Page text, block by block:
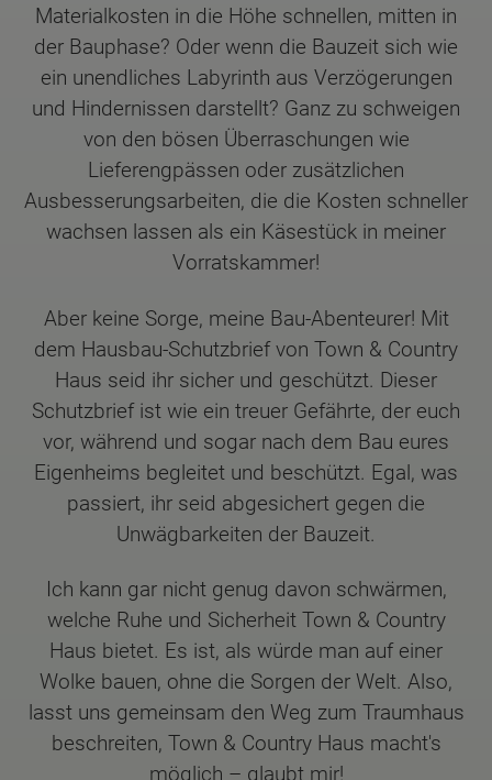
Materialkosten in die Höhe schnellen, mitten in
der Bauphase? Oder wenn die Bauzeit sich wie
ein unendliches Labyrinth aus Verzögerungen
und Hindernissen darstellt? Ganz zu schweigen
von den bösen Überraschungen wie
Lieferengpässen oder zusätzlichen
Ausbesserungsarbeiten, die die Kosten schneller
wachsen lassen als ein Käsestück in meiner
Vorratskammer!
Aber keine Sorge, meine Bau-Abenteurer! Mit
dem Hausbau-Schutzbrief von Town & Country
Haus seid ihr sicher und geschützt. Dieser
Schutzbrief ist wie ein treuer Gefährte, der euch
vor, während und sogar nach dem Bau eures
Eigenheims begleitet und beschützt. Egal, was
passiert, ihr seid abgesichert gegen die
Unwägbarkeiten der Bauzeit.
Ich kann gar nicht genug davon schwärmen,
welche Ruhe und Sicherheit Town & Country
Haus bietet. Es ist, als würde man auf einer
Wolke bauen, ohne die Sorgen der Welt. Also,
lasst uns gemeinsam den Weg zum Traumhaus
beschreiten, Town & Country Haus macht's
möglich – glaubt mir!